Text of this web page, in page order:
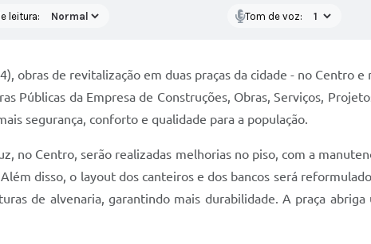
leitura: Tom de voz:
obras de revitalização em duas praças da cidade - no Centro e
Públicas da Empresa de Construções, Obras, Serviços,
segurança, conforto e qualidade para a população.
no Centro, serão realizadas melhorias no piso, com a
disso, o layout dos canteiros e dos bancos será
de alvenaria, garantindo mais durabilidade. A praça